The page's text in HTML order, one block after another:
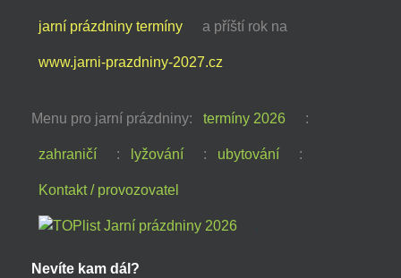
jarní prázdniny termíny a příští rok na
www.jarni-prazdniny-2027.cz
Menu pro jarní prázdniny: termíny 2026 :
zahraničí : lyžování : ubytování :
Kontakt / provozovatel
Nevíte kam dál?